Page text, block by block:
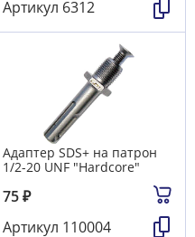
круги
угольники магнитные
и
и
Артикул 6312
Адаптер SDS+ на патрон
1/2-20 UNF "Hardcore"
75₽
Артикул 110004